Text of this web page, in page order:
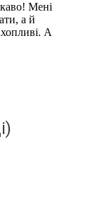
Мені
а й
А